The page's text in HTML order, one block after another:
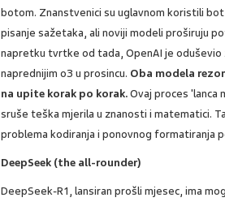
botom. Znanstvenici su uglavnom koristili
pisanje sažetaka, ali noviji modeli proširuju
napretku tvrtke od tada, OpenAI je oduševio
naprednijim o3 u prosincu. Oba modela
na upite korak po korak.Ovaj proces 'lanca
sruše teška mjerila u znanosti i matematici.
problema kodiranja i ponovnog formatiranja
DeepSeek (the all-rounder)
DeepSeek-R1, lansiran prošli mjesec, ima